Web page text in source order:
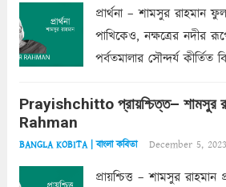
প্রার্থনা – শামসুর রাহমান
পাখিকেও, নক্ষত্রের নদীর
পর্বতমালার সৌন্দর্য কীর্তিত
তার সুষমায় পার্থক্য অনেক।
Prayishchitto প্রায়শ্চিত্ত– শামসুর
Rahman
BANGLA KOBITA | বাংলা কবিতা December 5, 2023
প্রায়শ্চিত্ত – শামসুর